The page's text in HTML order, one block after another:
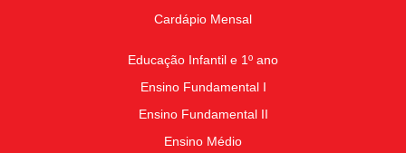
Cardápio Mensal
Educação Infantil e 1º ano
Ensino Fundamental I
Ensino Fundamental II
Ensino Médio